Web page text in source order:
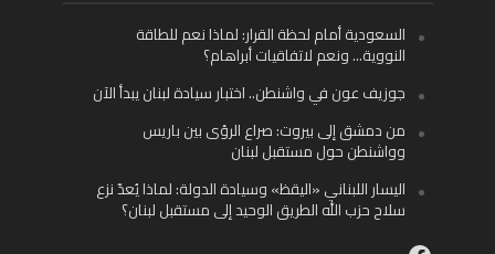
السعودية أمام لحظة القرار: لماذا نعم للطاقة
النووية… ونعم لاتفاقيات أبراهام؟
جوزيف عون في واشنطن.. اختبار سيادة لبنان يبدأ الآن
من دمشق إلى بيروت: صراع الرؤى بين باريس
وواشنطن حول مستقبل لبنان
اليسار اللبناني «اليقظ» وسيادة الدولة: لماذا يُعدّ نزع
سلاح حزب الله الطريق الوحيد إلى مستقبل لبنان؟